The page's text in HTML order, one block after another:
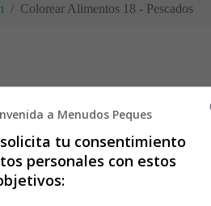
Colorear Alimentos 18 - Pescados
Alimentos - día de
a Menudos Peques
tu consentimiento
personales con estos